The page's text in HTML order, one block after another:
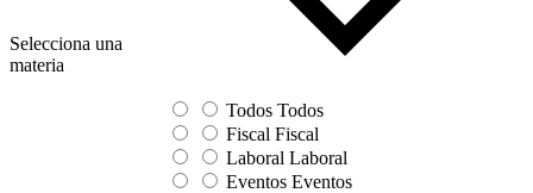
Selecciona una
materia
Todos Todos
Fiscal Fiscal
Laboral Laboral
Eventos Eventos